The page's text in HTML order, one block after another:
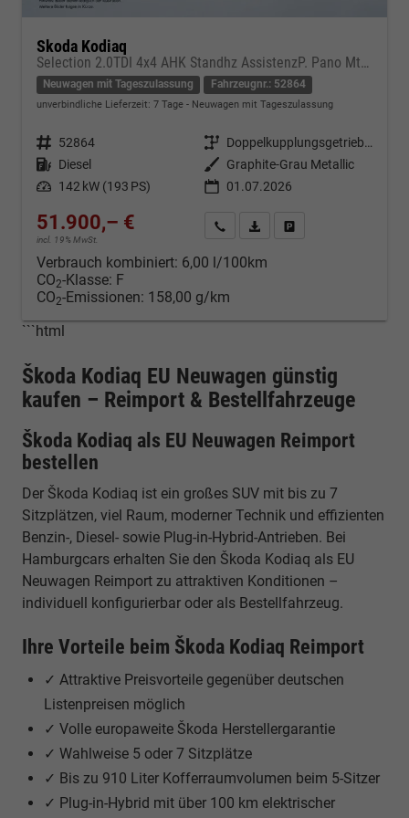
Skoda Kodiaq
Selection 2.0TDI 4x4 AHK Standhz AssistenzP. Pano MtrxLED PerformanceP. Nav
Neuwagen mit Tageszulassung Fahrzeugnr.: 52864
unverbindliche Lieferzeit: 7 Tage Neuwagen mit Tageszulassung
Fahrzeugnr. 52864 Getriebe
Doppelkupplungsgetriebe (DSG)
Kraftstoff Diesel Außenfarbe
Graphite-Grau Metallic
Leistung 142 kW (193 PS) 01.07.2026
51.900,– €
incl. 19% MwSt.
Kontakt & Angebot anfordern
PDF-Datei, Fahrzeugexposé
Verbrauch kombiniert: 6,00 l/100km
CO2-Klasse: F
CO2-Emissionen: 158,00 g/km
```html
Škoda Kodiaq EU Neuwagen günstig
kaufen – Reimport & Bestellfahrzeuge
Škoda Kodiaq als EU Neuwagen Reimport
bestellen
Der Škoda Kodiaq ist ein großes SUV mit bis zu 7
Sitzplätzen, viel Raum, moderner Technik und effizienten
Benzin-, Diesel- sowie Plug-in-Hybrid-Antrieben. Bei
Hamburgcars erhalten Sie den Škoda Kodiaq als EU
Neuwagen Reimport zu attraktiven Konditionen –
individuell konfigurierbar oder als Bestellfahrzeug.
Ihre Vorteile beim Škoda Kodiaq Reimport
✓ Attraktive Preisvorteile gegenüber deutschen
Listenpreisen möglich
✓ Volle europaweite Škoda Herstellergarantie
✓ Wahlweise 5 oder 7 Sitzplätze
✓ Bis zu 910 Liter Kofferraumvolumen beim 5-Sitzer
✓ Plug-in-Hybrid mit über 100 km elektrischer